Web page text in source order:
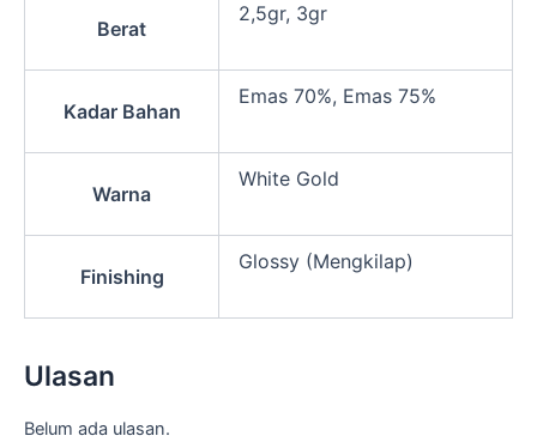
Berat
2,5gr, 3gr
Kadar Bahan
Emas 70%, Emas 75%
Warna
White Gold
Finishing
Glossy (Mengkilap)
Ulasan
Belum ada ulasan.